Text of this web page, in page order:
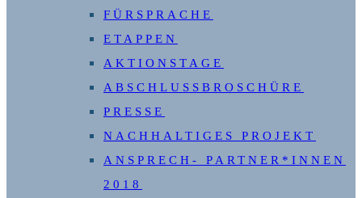
FÜRSPRACHE
ETAPPEN
AKTIONSTAGE
ABSCHLUSSBROSCHÜRE
PRESSE
NACHHALTIGES PROJEKT
ANSPRECH- PARTNER*INNEN
2018